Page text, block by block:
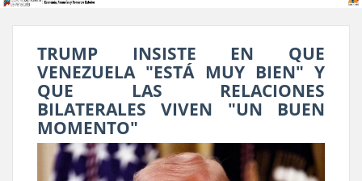
TRUMP INSISTE EN QUE
VENEZUELA "ESTÁ MUY BIEN" Y
QUE LAS RELACIONES
BILATERALES VIVEN "UN BUEN
MOMENTO"